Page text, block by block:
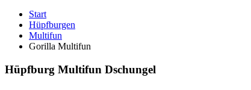
Start
Hüpfburgen
Multifun
Gorilla Multifun
Hüpfburg Multifun Dschungel